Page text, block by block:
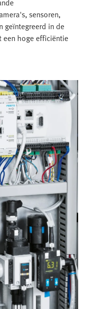
sensoren,
geïntegreerd in de
een hoge efficiëntie